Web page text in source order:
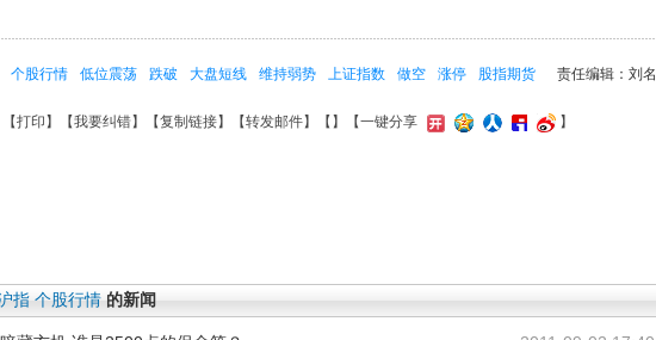
责任编辑：刘名
个股行情 低位震荡 跌破 大盘短线 维持弱势 上证指数 做空 涨停 股指期货
【打印 】【我要纠错】【复制链接】【转发邮件】【 】 【一键分享 】
指 个股行情 的新闻